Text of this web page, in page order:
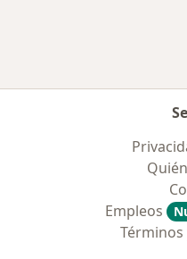
Empleos